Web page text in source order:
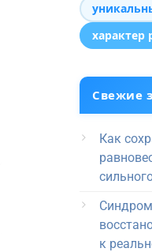
характер
Свежие
Как
к